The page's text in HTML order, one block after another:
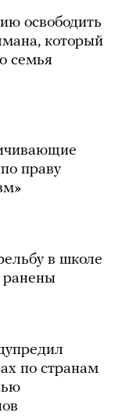
освободить
который
семья
праву
в школе
ранены
по странам